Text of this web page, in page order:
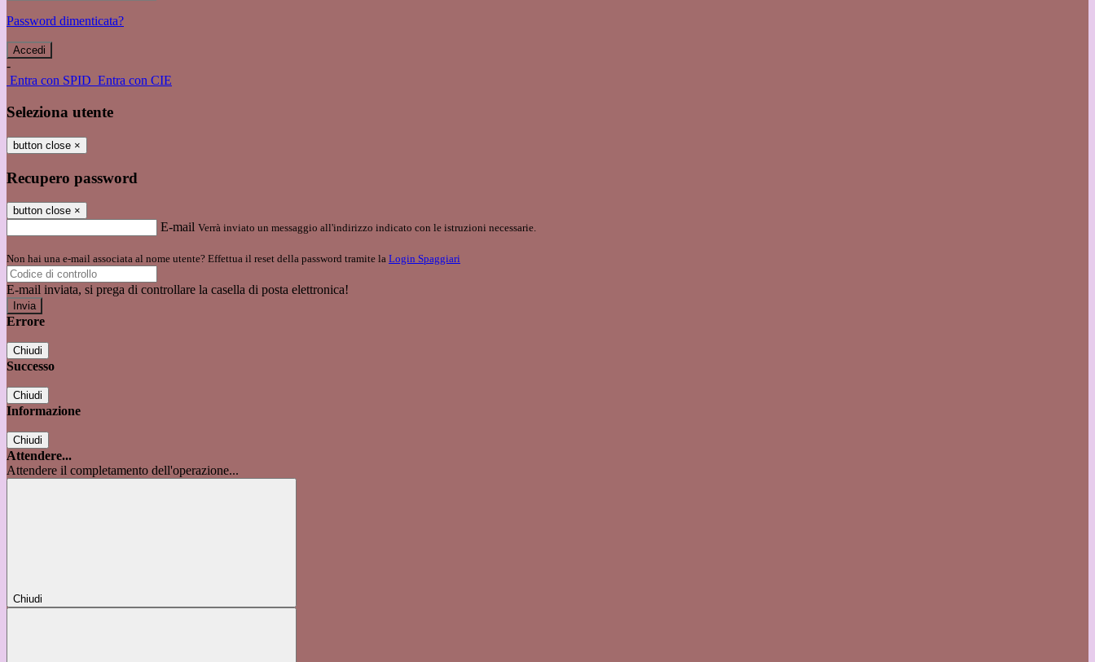
Password dimenticata?
-
Entra con SPID Entra con CIE
Seleziona utente
button close ×
Recupero password
button close ×
E-mail Verrà inviato un messaggio all'indirizzo indicato con le istruzioni necessarie.
Non hai una e-mail associata al nome utente? Effettua il reset della password tramite la Login Spaggiari
E-mail inviata, si prega di controllare la casella di posta elettronica!
Errore
Chiudi
Successo
Chiudi
Informazione
Chiudi
Attendere...
Attendere il completamento dell'operazione...
Chiudi